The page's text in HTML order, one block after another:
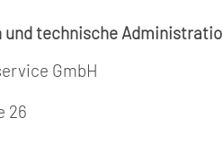
und technische
GmbH
26